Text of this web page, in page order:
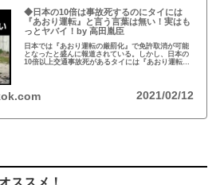
◆日本の10倍は事故死するのにタイには
『あおり運転』と言う言葉は無い！実はも
っとヤバイ！by 高田胤臣
日本では『あおり運転の厳罰化』で免許取消が可能
となったと盛んに報道されている。しかし、日本の
10倍以上交通事故死があるタイには『あおり運転』
2021/02/12